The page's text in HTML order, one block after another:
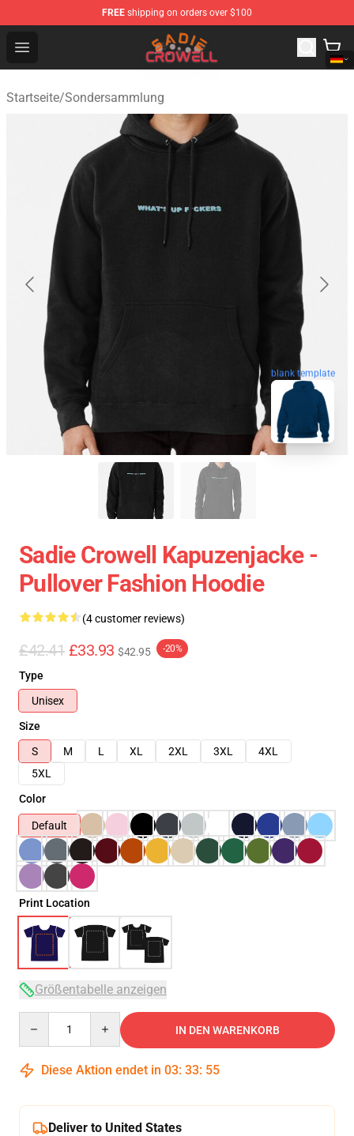
FREE shipping on orders over $100
Open menu
Sadie Crowell Store - Official Sadie Crowell Merchandise
Startseite/Sondersammlung
blank template
Sadie Crowell Kapuzenjacke -
Pullover Fashion Hoodie
(4 customer reviews)
£42.41 £33.93 $42.95 -20%
Type
Unisex
Size
S
M L XL 2XL 3XL
4XL
5XL
Color
Default
Print Location
Größentabelle anzeigen
IN DEN WARENKORB
Diese Aktion endet in 03: 33: 54
Deliver to United States